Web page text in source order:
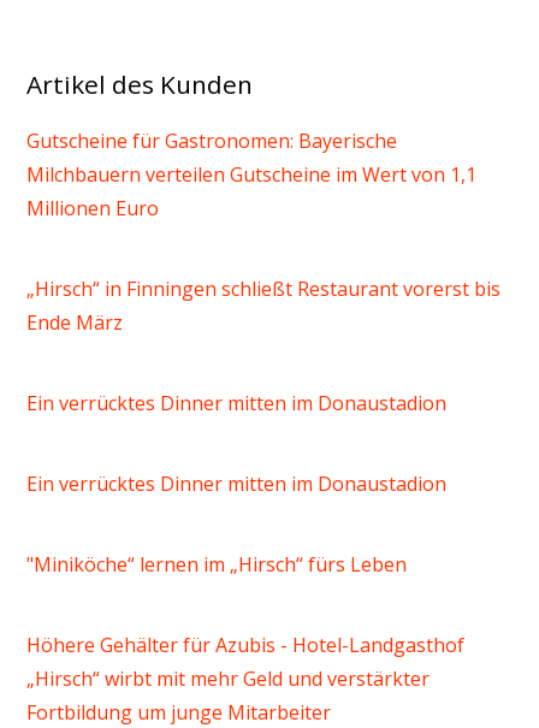
Artikel des Kunden
Gutscheine für Gastronomen: Bayerische
Milchbauern verteilen Gutscheine im Wert von 1,1
Millionen Euro
„Hirsch“ in Finningen schließt Restaurant vorerst bis
Ende März
Ein verrücktes Dinner mitten im Donaustadion
Ein verrücktes Dinner mitten im Donaustadion
"Miniköche“ lernen im „Hirsch“ fürs Leben
Höhere Gehälter für Azubis - Hotel-Landgasthof
„Hirsch“ wirbt mit mehr Geld und verstärkter
Fortbildung um junge Mitarbeiter